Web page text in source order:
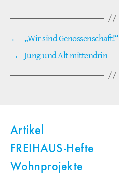
←
„Wir sind Genossenschaft!“
→ Jung und Alt mittendrin
Artikel
FREIHAUS-Hefte
Wohnprojekte